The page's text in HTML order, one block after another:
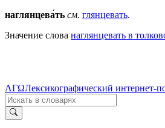
наглянцева́ть см. глянцевать.
Значение слова наглянцевать в
ΛΓΩЛексикографический интернет-